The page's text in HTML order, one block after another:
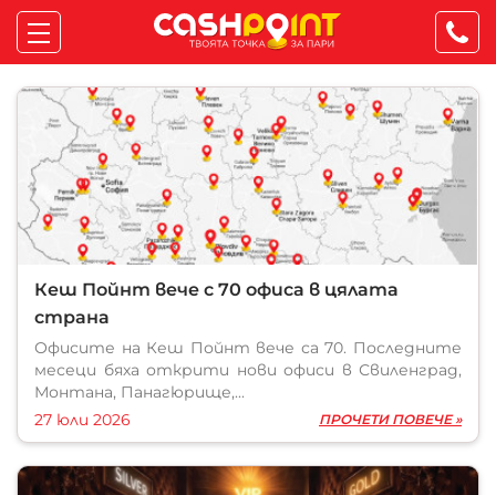
Кеш Пойнт вече с 70 офиса в цялата
страна
Офисите на Кеш Пойнт вече са 70. Последните
месеци бяха открити нови офиси в Свиленград,
Монтана, Панагюрище,...
27 юли 2026
ПРОЧЕТИ ПОВЕЧЕ »